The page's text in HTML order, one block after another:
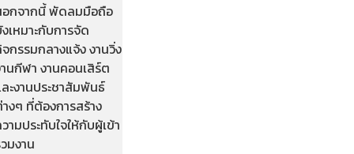
กจากนี้ พัดลมมือถือ
เหมาะกับการจัด
กรรมกลางแจ้ง งานวิ่ง
นกีฬา งานคอนเสิร์ต
ะงานประชาสัมพันธ์
งๆ ที่ต้องการสร้าง
ามประทับใจให้กับผู้เข้า
มงาน